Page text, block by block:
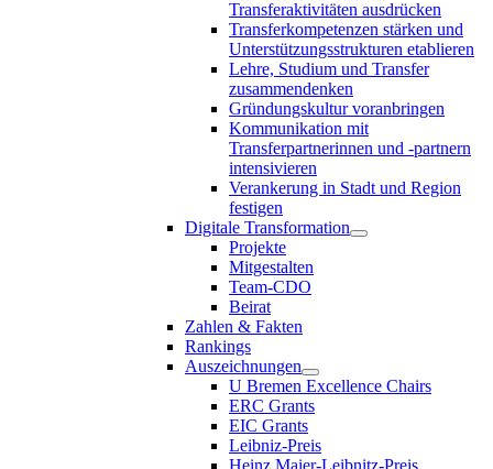
Transferaktivitäten ausdrücken
Transferkompetenzen stärken und
Unterstützungsstrukturen etablieren
Lehre, Studium und Transfer
zusammendenken
Gründungskultur voranbringen
Kommunikation mit
Transferpartnerinnen und -partnern
intensivieren
Verankerung in Stadt und Region
festigen
Digitale Transformation
Projekte
Mitgestalten
Team-CDO
Beirat
Zahlen & Fakten
Rankings
Auszeichnungen
U Bremen Excellence Chairs
ERC Grants
EIC Grants
Leibniz-Preis
Heinz Maier-Leibnitz-Preis